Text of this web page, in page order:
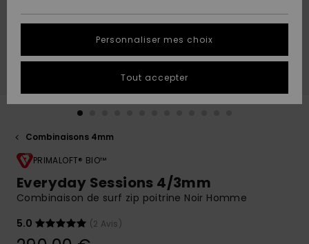
A
Découvrir
A
Découvrir
tailles
obtenir la
plus rapide
question.
Démarrer
conversation
QUIKSILVER
Combinaisons 4mm
PRIMALOFT® BIO™
Everyday Sessions 4/3mm
Combinaison de surf zip poitrine Noir Homme
5.0
(2 Avis)
Personnaliser mes choix
Tout accepter